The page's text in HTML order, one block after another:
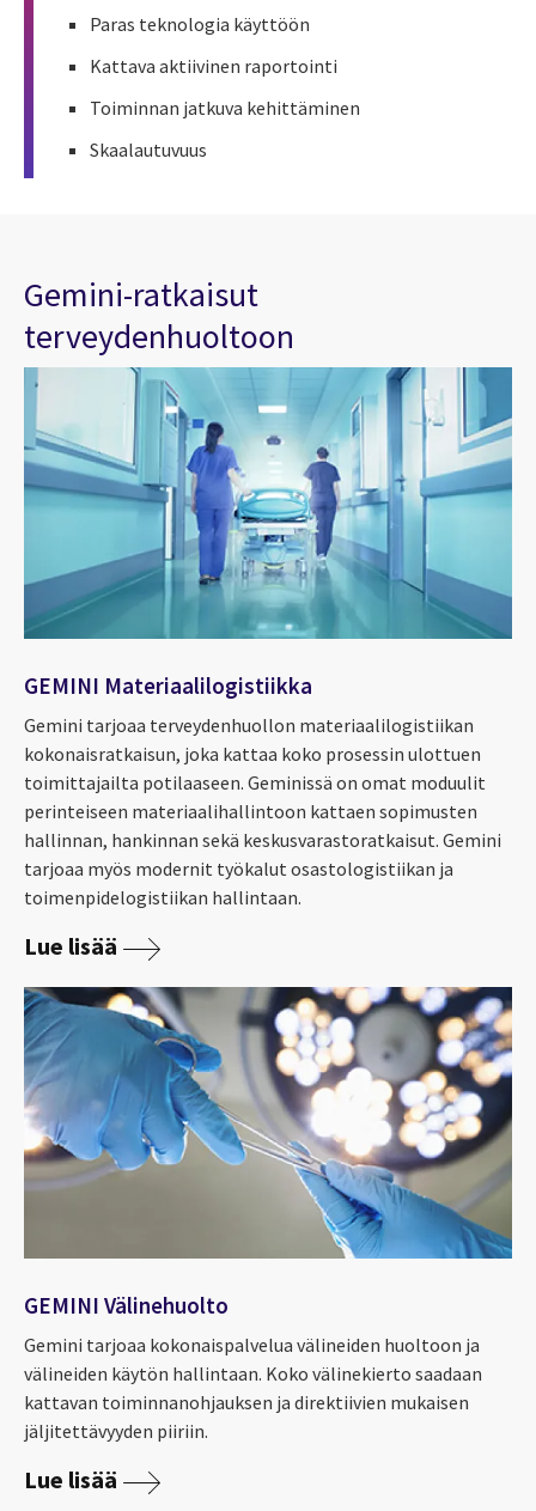
Paras teknologia käyttöön
Kattava aktiivinen raportointi
Toiminnan jatkuva kehittäminen
Skaalautuvuus
Gemini-ratkaisut
terveydenhuoltoon
GEMINI Materiaalilogistiikka
Gemini tarjoaa terveydenhuollon materiaalilogistiikan
kokonaisratkaisun, joka kattaa koko prosessin ulottuen
toimittajailta potilaaseen. Geminissä on omat moduulit
perinteiseen materiaalihallintoon kattaen sopimusten
hallinnan, hankinnan sekä keskusvarastoratkaisut. Gemini
tarjoaa myös modernit työkalut osastologistiikan ja
toimenpidelogistiikan hallintaan.
Lue lisää
GEMINI Välinehuolto
Gemini tarjoaa kokonaispalvelua välineiden huoltoon ja
välineiden käytön hallintaan. Koko välinekierto saadaan
kattavan toiminnanohjauksen ja direktiivien mukaisen
jäljitettävyyden piiriin.
Lue lisää